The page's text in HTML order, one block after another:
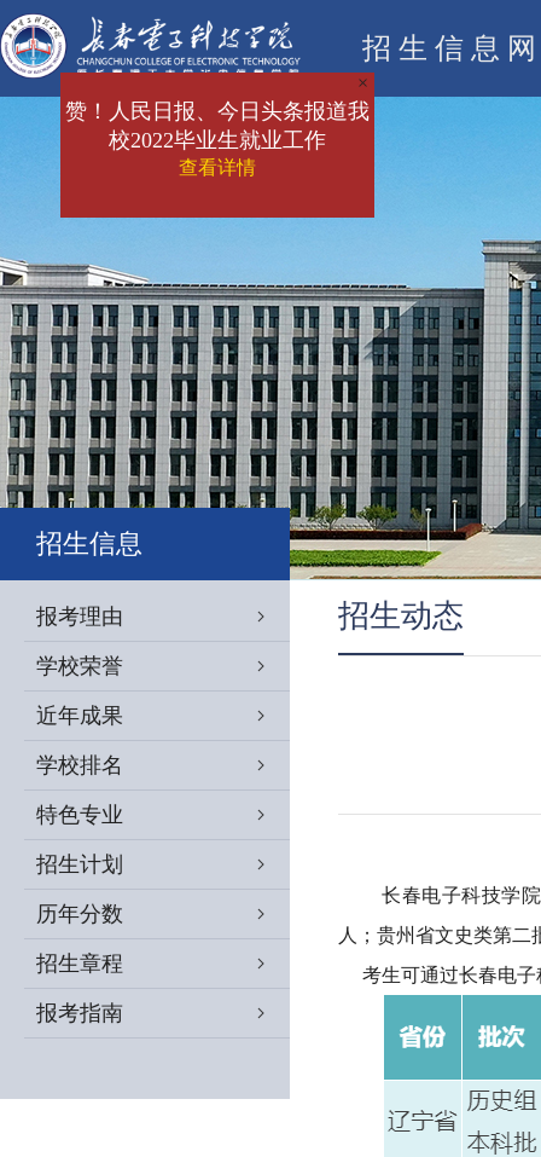
招生信息
招生信息
报考理由
学校荣誉
近年成果
学校排名
特色专业
招生计划
历年分数
招生章程
报考指南
招生动态
长春电子科技学
人；贵州省文史类第二
考生可通过长春电子
×
赞！人民日报、今日头条报道我
校2022毕业生就业工作
查看详情